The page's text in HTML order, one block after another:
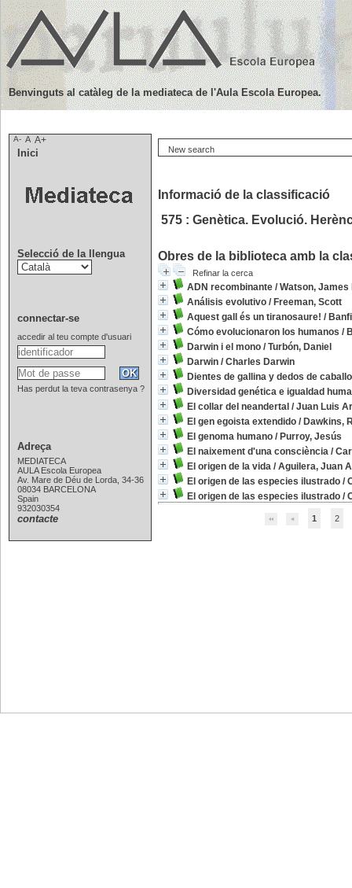
New search
Informació de la classificació
575 : Genètica. Evolució.
Obres de la biblioteca amb la
Refinar la cerca
ADN recombinante /Watson, James
Análisis evolutivo / Freeman, Scott
Aquest gall és un tiranosaure! /
Cómo evolucionaron los humanos /
Darwin i el mono /Turbón, Daniel
Darwin /Charles Darwin
Dientes de gallina y dedos de caballo
Diversidad genética e igualdad
El collar del neandertal /Juan Luis
El gen egoista extendido / Dawkins,
El genoma humano / Purroy, Jesús
El naixement d'una consciència /
El origen de la vida /Aguilera, Juan
El origen de las especies ilustrado /
El origen de las especies ilustrado /
1 2
Benvinguts al catàleg de la mediateca de l'Aula Escola Europea.
A- A A+
Inici
Selecció de la llengua
connectar-se
accedir al teu compte d'usuari
Has perdut la teva contrasenya ?
Adreça
MEDIATECA
AULA Escola Europea
Av. Mare de Déu de Lorda, 34-36
08034 BARCELONA
Spain
932030354
contacte